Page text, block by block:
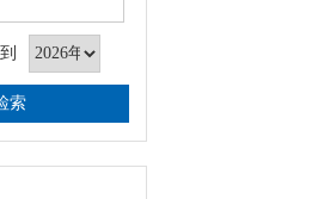
到